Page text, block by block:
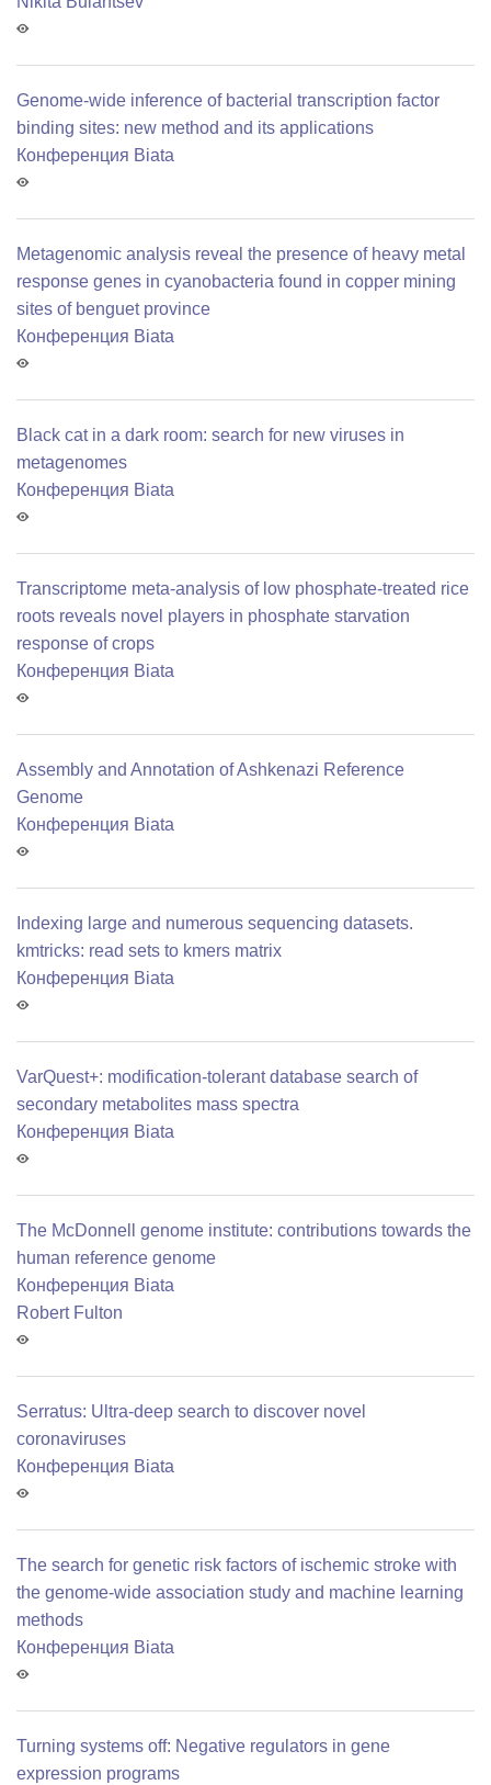
Genome-wide inference of bacterial transcription factor
binding sites: new method and its applications
Конференция Biata
Metagenomic analysis reveal the presence of heavy metal
response genes in cyanobacteria found in copper mining
sites of benguet province
Конференция Biata
Black cat in a dark room: search for new viruses in
metagenomes
Конференция Biata
Transcriptome meta-analysis of low phosphate-treated rice
roots reveals novel players in phosphate starvation
response of crops
Конференция Biata
Assembly and Annotation of Ashkenazi Reference
Genome
Конференция Biata
Indexing large and numerous sequencing datasets.
kmtricks: read sets to kmers matrix
Конференция Biata
VarQuest+: modification-tolerant database search of
secondary metabolites mass spectra
Конференция Biata
The McDonnell genome institute: contributions towards the
human reference genome
Конференция Biata
Robert Fulton
Serratus: Ultra-deep search to discover novel
coronaviruses
Конференция Biata
The search for genetic risk factors of ischemic stroke with
the genome-wide association study and machine learning
methods
Конференция Biata
Turning systems off: Negative regulators in gene
expression programs